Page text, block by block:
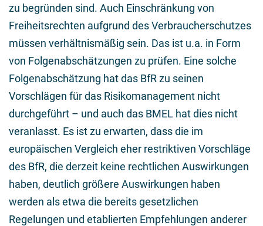
zu begründen sind. Auch Einschränkung von
Freiheitsrechten aufgrund des Verbraucherschutzes
müssen verhältnismäßig sein. Das ist u.a. in Form
von Folgenabschätzungen zu prüfen. Eine solche
Folgenabschätzung hat das BfR zu seinen
Vorschlägen für das Risikomanagement nicht
durchgeführt – und auch das BMEL hat dies nicht
veranlasst. Es ist zu erwarten, dass die im
europäischen Vergleich eher restriktiven Vorschläge
des BfR, die derzeit keine rechtlichen Auswirkungen
haben, deutlich größere Auswirkungen haben
werden als etwa die bereits gesetzlichen
Regelungen und etablierten Empfehlungen anderer